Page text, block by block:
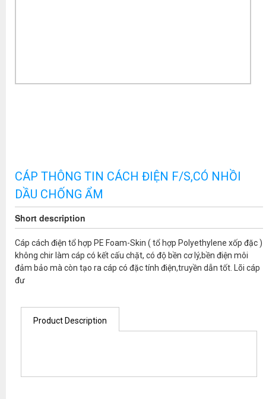
CÁP THÔNG TIN CÁCH ĐIỆN F/S,CÓ NHỒI
DẦU CHỐNG ẨM
Short description
Cáp cách điện tổ hợp PE Foam-Skin ( tổ hợp Polyethylene xốp đặc )
không chir làm cáp có kết cấu chặt, có độ bền cơ lý,bền điện môi
đảm bảo mà còn tạo ra cáp có đặc tính điện,truyền dẫn tốt. Lõi cáp
đư
Product Description